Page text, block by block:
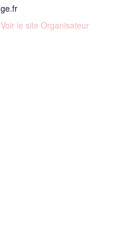
ge.fr
Voir le site Organisateur